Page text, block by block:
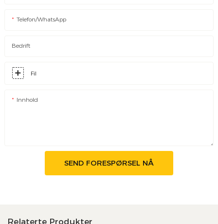
Telefon/WhatsApp
Bedrift
Fil
Innhold
SEND FORESPØRSEL NÅ
Relaterte Produkter